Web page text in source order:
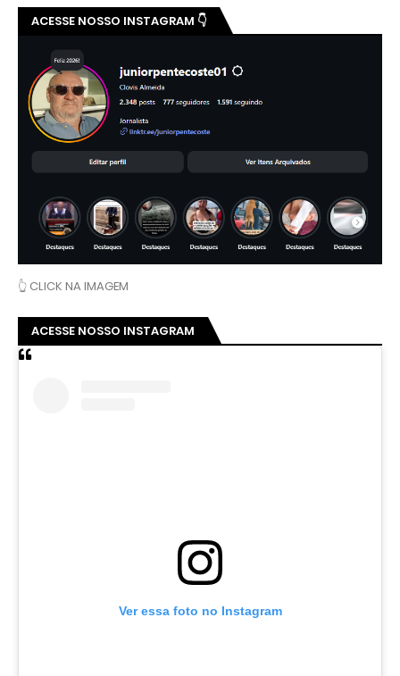
ACESSE NOSSO INSTAGRAM 👇
👆 CLICK NA IMAGEM
ACESSE NOSSO INSTAGRAM
Ver essa foto no Instagram